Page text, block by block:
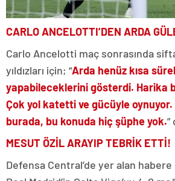
CARLO ANCELOTTI’DEN ARDA
Carlo Ancelotti maç sonrasında
yıldızları için; “Arda henüz kısa
yapabileceklerini gösterdi. Harika
Çok yol katetti ve gücüyle
burada, bu konuda hiç şüphe yok.”
MESUT ÖZİL ARAYIP TEBRİK ETTİ!
Defensa Central’de yer alan